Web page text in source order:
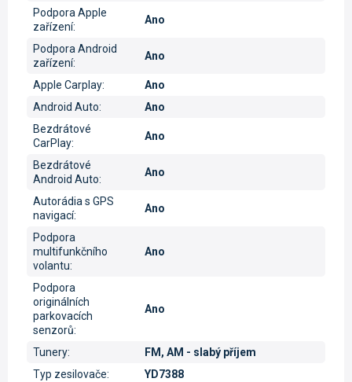
Podpora Apple
zařízení:
Ano
Podpora Android
zařízení:
Ano
Apple Carplay:
Ano
Android Auto:
Ano
Bezdrátové
CarPlay:
Ano
Bezdrátové
Android Auto:
Ano
Autorádia s GPS
navigací:
Ano
Podpora
multifunkčního
volantu:
Ano
Podpora
originálních
parkovacích
senzorů:
Ano
Tunery:
FM, AM - slabý příjem
Typ zesilovače:
YD7388